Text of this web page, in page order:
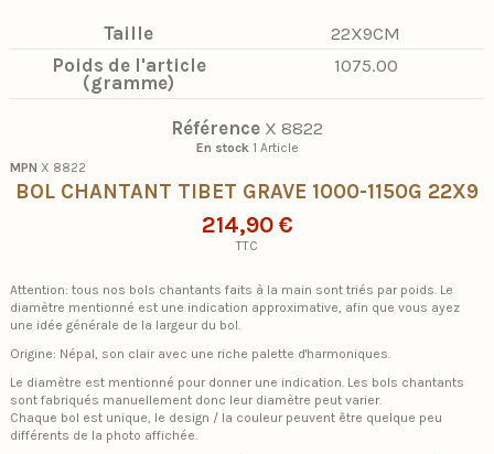
Taille
22X9CM
Poids de l'article
(gramme)
1075.00
Référence X 8822
En stock 1 Article
MPN X 8822
BOL CHANTANT TIBET GRAVE 1000-1150G 22X9
214,90 €
TTC
Attention: tous nos bols chantants faits à la main sont triés par poids. Le
diamètre mentionné est une indication approximative, afin que vous ayez
une idée générale de la largeur du bol.
Origine: Népal, son clair avec une riche palette d'harmoniques.
Le diamètre est mentionné pour donner une indication. Les bols chantants
sont fabriqués manuellement donc leur diamètre peut varier.
Chaque bol est unique, le design / la couleur peuvent être quelque peu
différents de la photo affichée.